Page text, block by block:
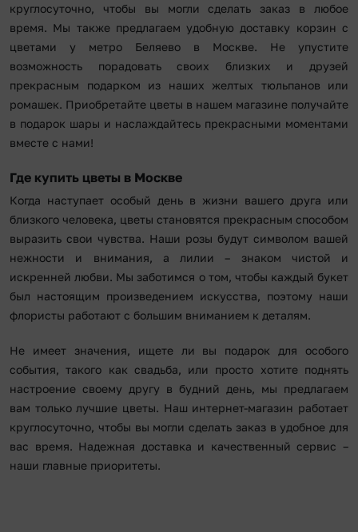
круглосуточно, чтобы вы могли сделать заказ в любое
время. Мы также предлагаем удобную доставку корзин с
цветами у метро Беляево в Москве. Не упустите
возможность порадовать своих близких и друзей
прекрасным подарком из наших желтых тюльпанов или
ромашек. Приобретайте цветы в нашем магазине получайте
в подарок шары и наслаждайтесь прекрасными моментами
вместе с нами!
Где купить цветы в Москве
Когда наступает особый день в жизни вашего друга или
близкого человека, цветы становятся прекрасным способом
выразить свои чувства. Наши розы будут символом вашей
нежности и внимания, а лилии – знаком чистой и
искренней любви. Мы заботимся о том, чтобы каждый букет
был настоящим произведением искусства, поэтому наши
флористы работают с большим вниманием к деталям.
Не имеет значения, ищете ли вы подарок для особого
события, такого как свадьба, или просто хотите поднять
настроение своему другу в будний день, мы предлагаем
вам только лучшие цветы. Наш интернет-магазин работает
круглосуточно, чтобы вы могли сделать заказ в удобное для
вас время. Надежная доставка и качественный сервис –
наши главные приоритеты.